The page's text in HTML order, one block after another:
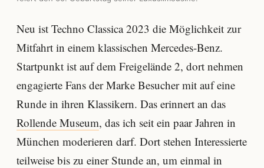
Neu ist Techno Classica 2023 die Möglichkeit zur
Mitfahrt in einem klassischen Mercedes-Benz.
Startpunkt ist auf dem Freigelände 2, dort nehmen
engagierte Fans der Marke Besucher mit auf eine
Runde in ihren Klassikern. Das erinnert an das
Rollende Museum, das ich seit ein paar Jahren in
München moderieren darf. Dort stehen Interessierte
teilweise bis zu einer Stunde an, um einmal in